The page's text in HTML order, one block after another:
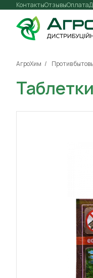
Контакты Оплата
Отзывы
АгроХим Против